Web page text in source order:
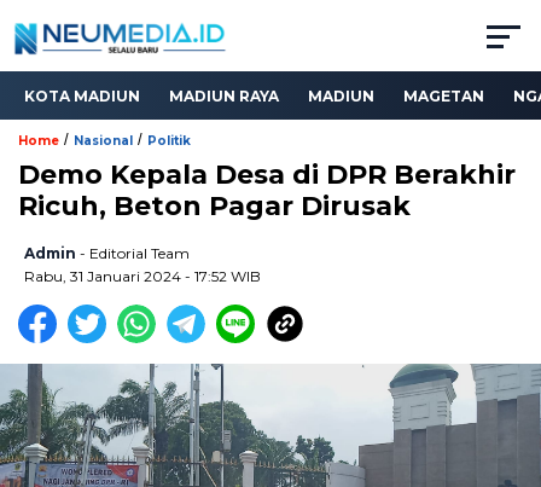
KOTA MADIUN MADIUN RAYA MADIUN MAGETAN
Home / Nasional / Politik
Demo Kepala Desa di DPR Berakhir
Ricuh, Beton Pagar Dirusak
Admin - Editorial Team
Rabu, 31 Januari 2024 - 17:52 WIB